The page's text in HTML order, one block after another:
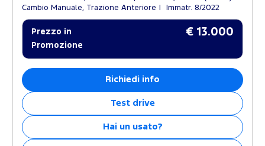
Cambio Manuale, Trazione Anteriore
Immatr. 8/2022
Prezzo in
Promozione
€ 13.000
Richiedi info
Test drive
Hai un usato?